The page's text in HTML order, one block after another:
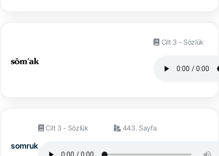
Cilt 3 - Sözlük
somruk
Cilt 3 - Sözlük 443. Sayfa